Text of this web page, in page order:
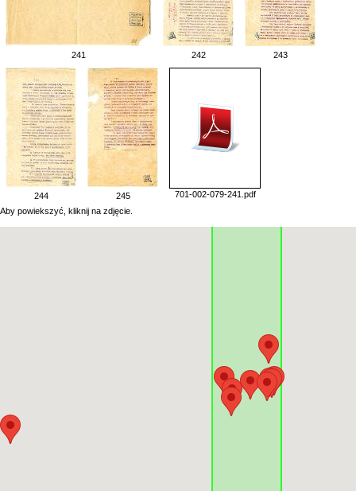
241 242 243
244 245
701-002-079-241.pdf
Aby powiekszyć, kliknij na zdjęcie.